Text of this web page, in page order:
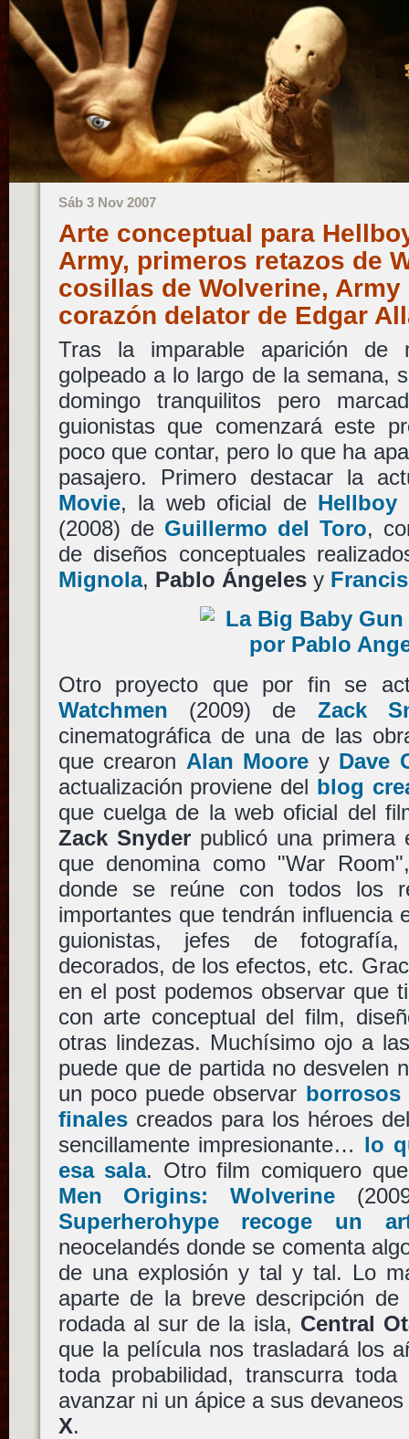
Sáb 3 Nov 2007
Arte conceptual para
Army, primeros retazos de
cosillas de Wolverine, Army
corazón delator de Edgar
Tras la imparable aparición de
golpeado a lo largo de la semana,
domingo tranquilitos pero
guionistas que comenzará este
poco que contar, pero lo que ha
pasajero. Primero destacar la
Movie, la web oficial de Hellboy
(2008) de Guillermo del Toro,
de diseños conceptuales
Mignola, Pablo Ángelesy
Otro proyecto que por fin se
Watchmen (2009) de Zack
cinematográfica de una de las
que crearon Alan Moore y Dave
actualización proviene del blog
que cuelga de la web oficial del
Zack Snyderpublicó una primera
que denomina como "War
donde se reúne con todos los
importantes que tendrán influencia
guionistas, jefes de
decorados, de los efectos, etc.
en el post podemos observar que
con arte conceptual del film,
otras lindezas. Muchísimo ojo a
puede que de partida no desvelen
un poco puede observar borrosos
finalescreados para los héroes
sencillamente impresionante… lo
esa sala. Otro film comiquero
Men Origins: Wolverine
Superherohype recoge un
neocelandés donde se comenta
de una explosión y tal y tal. Lo
aparte de la breve descripción
rodada al sur de la isla, Central
que la película nos trasladará los
toda probabilidad, transcurra
avanzar ni un ápice a sus
X.